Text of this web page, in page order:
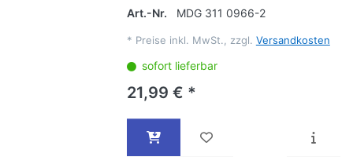
Art.-Nr.
MDG 311 0966-2
* Preise inkl. MwSt., zzgl. Versandkosten
sofort lieferbar
21,99 € *